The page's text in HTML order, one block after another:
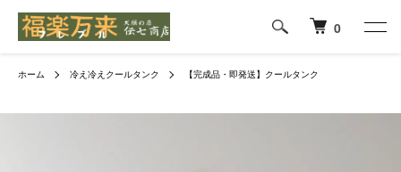
0
ホーム 冷え冷えクールタンク 【完成品・即発送】クールタンク